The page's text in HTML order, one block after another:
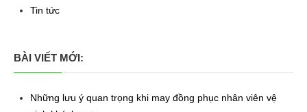
Tin tức
BÀI VIẾT MỚI:
Những lưu ý quan trọng khi may đồng phục nhân viên vệ